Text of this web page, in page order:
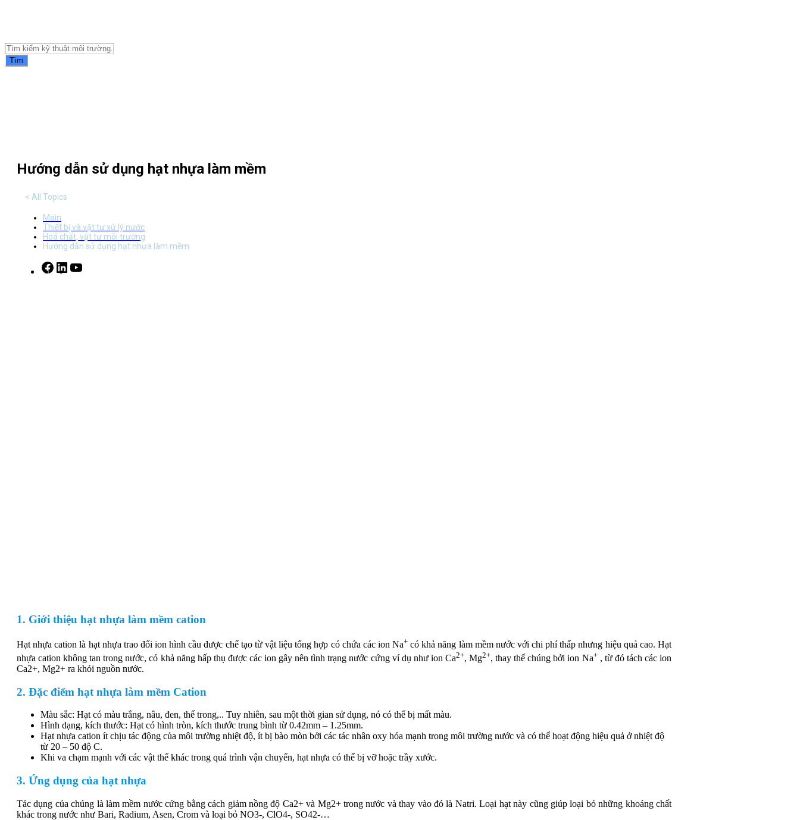
Tìm
Hướng dẫn sử dụng hạt nhựa làm mềm
< All Topics
Main
Thiết bị và vật tư xử lý nước
Hoá chất, vật tư môi trường
Hướng dẫn sử dụng hạt nhựa làm mềm
Facebook
LinkedIn
1. Giới thiệu hạt nhựa làm mềm cation
Hạt nhựa cation là hạt nhựa trao đổi ion hình cầu được chế tạo từ vật liệu tổng hợp có chứa các ion Na+ có khả năng làm mềm nước với chi phí thấp nhưng hiệu quả cao. Hạt
nhựa cation không tan trong nước, có khả năng hấp thụ được các ion gây nên tình trạng nước cứng ví dụ như ion Ca2+, Mg2+, thay thế chúng bởi ion Na+, từ đó tách các ion
Ca2+, Mg2+ ra khỏi nguồn nước.
2. Đặc điểm hạt nhựa làm mềm Cation
Màu sắc: Hạt có màu trắng, nâu, đen, thể trong,.. Tuy nhiên, sau một thời gian sử dụng, nó có thể bị mất màu.
Hình dạng, kích thước: Hạt có hình tròn, kích thước trung bình từ 0.42mm – 1.25mm.
Hạt nhựa cation ít chịu tác động của môi trường nhiệt độ, ít bị bào mòn bởi các tác nhân oxy hóa mạnh trong môi trường nước và có thể hoạt động hiệu quả ở nhiệt độ
từ 20 – 50 độ C.
Khi va chạm mạnh với các vật thể khác trong quá trình vận chuyển, hạt nhựa có thể bị vỡ hoặc trầy xước.
3. Ứng dụng của hạt nhựa
Tác dụng của chúng là làm mềm nước cứng bằng cách giảm nồng độ Ca2+ và Mg2+ trong nước và thay vào đó là Natri. Loại hạt này cũng giúp loại bỏ những khoáng chất
khác trong nước như Bari, Radium, Asen, Crom và loại bỏ NO3-, ClO4-, SO42-…